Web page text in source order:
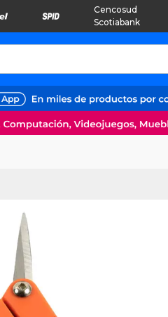
Cencosud
Scotiabank